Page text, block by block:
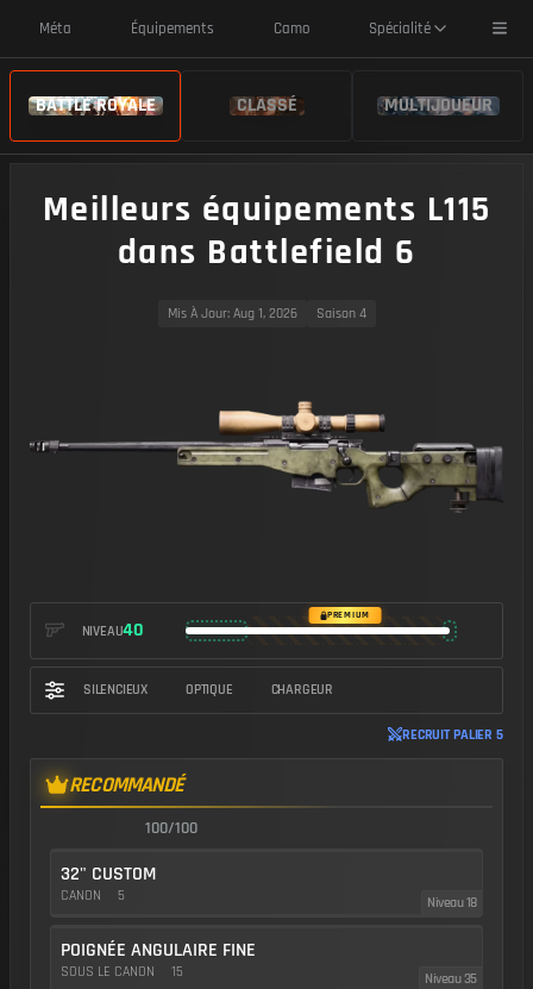
Méta Équipements Camo Spécialité
BATTLE ROYALE CLASSÉ MULTIJOUEUR
Meilleurs équipements L115
dans Battlefield 6
Mis À Jour: Aug 1, 2026 Saison 4
NIVEAU40
PREMIUM
SILENCIEUX OPTIQUE CHARGEUR
RECRUIT PALIER 5
RECOMMANDÉ
100/100
32" CUSTOM
CANON 5 Niveau 18
POIGNÉE ANGULAIRE FINE
SOUS LE CANON 15 Niveau 35